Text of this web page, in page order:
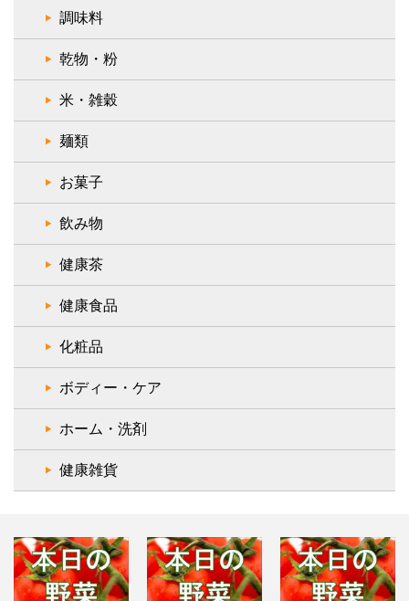
調味料
乾物・粉
米・雑穀
麺類
お菓子
飲み物
健康茶
健康食品
化粧品
ボディー・ケア
ホーム・洗剤
健康雑貨